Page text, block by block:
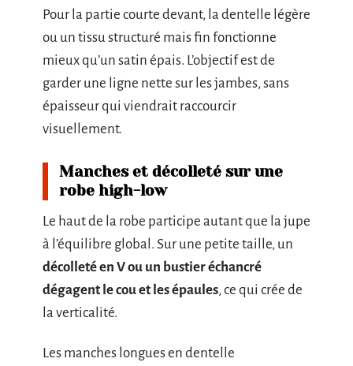
Pour la partie courte devant, la dentelle légère
ou un tissu structuré mais fin fonctionne
mieux qu’un satin épais. L’objectif est de
garder une ligne nette sur les jambes, sans
épaisseur qui viendrait raccourcir
visuellement.
Manches et décolleté sur une
robe high-low
Le haut de la robe participe autant que la jupe
à l’équilibre global. Sur une petite taille, un
décolleté en V ou un bustier échancré
dégagent le cou et les épaules, ce qui crée de
la verticalité.
Les manches longues en dentelle